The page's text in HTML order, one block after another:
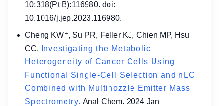
10;318(Pt B):116980. doi:
10.1016/j.jep.2023.116980.
Cheng KW†, Su PR, Feller KJ, Chien MP, Hsu
CC.
Investigating the Metabolic
Heterogeneity of Cancer Cells Using
Functional Single-Cell Selection and nLC
Combined with Multinozzle Emitter Mass
Spectrometry. Anal Chem. 2024 Jan